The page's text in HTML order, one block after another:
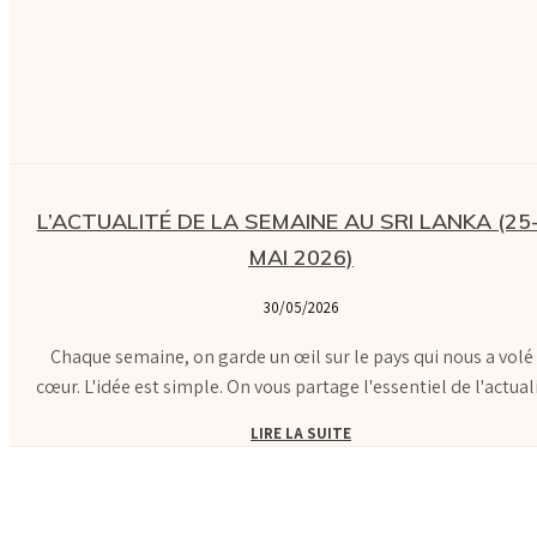
L’ACTUALITÉ DE LA SEMAINE AU SRI LANKA
MAI 2026)
30/05/2026
Chaque semaine, on garde un œil sur le pays qui nous a volé
cœur. L'idée est simple. On vous partage l'essentiel de
LIRE LA SUITE